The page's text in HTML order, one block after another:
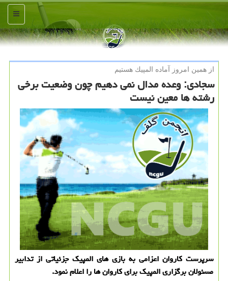
منو
از همین امروز آماده المپیك هستیم
سجادی: وعده مدال نمی دهیم چون وضعیت برخی
رشته ها معین نیست
سرپرست کاروان اعزامی به بازی های المپیک جزئیاتی از تدابیر
مسئولان برگزاری المپیک برای کاروان ها را اعلام نمود.